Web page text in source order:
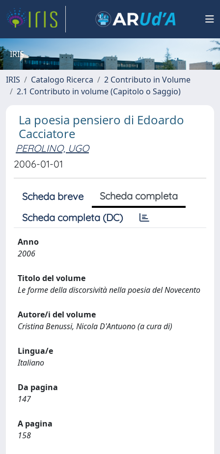
IRIS
IRIS Catalogo Ricerca
2 Contributo in Volume
2.1 Contributo in volume (Capitolo o Saggio)
La poesia pensiero di Edoardo
Cacciatore
PEROLINO, UGO
2006-01-01
Scheda breve
Scheda completa
Scheda completa (DC)
Anno
2006
Titolo del volume
Le forme della discorsività nella poesia del Novecento
Autore/i del volume
Cristina Benussi, Nicola D'Antuono (a cura di)
Lingua/e
Italiano
Da pagina
147
A pagina
158